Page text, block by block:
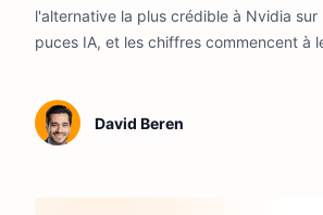
l'alternative la plus crédible à Nvidia sur
puces IA, et les chiffres commencent à
David Beren